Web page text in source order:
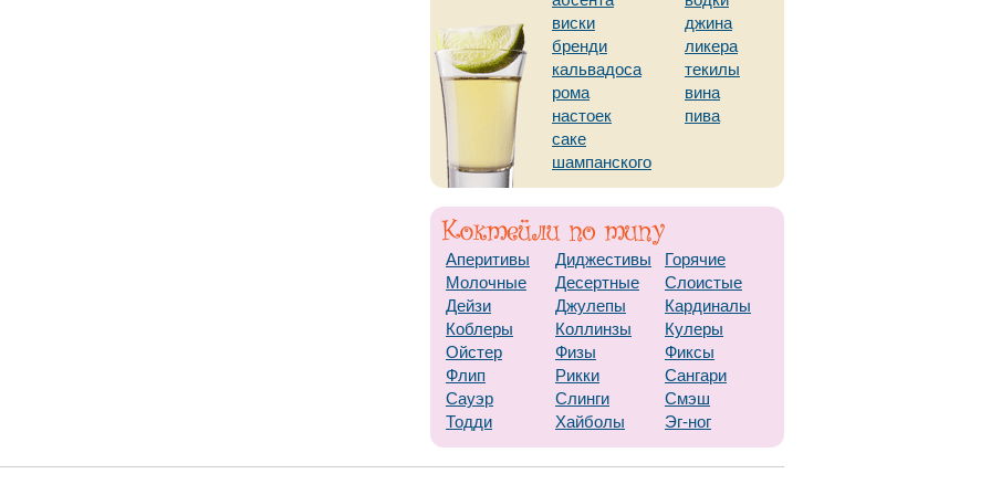
виски
джина
бренди
ликера
кальвадоса
текилы
рома
вина
настоек
пива
саке
шампанского
Аперитивы Диджестивы
Горячие
Молочные
Десертные
Слоистые
Дейзи
Джулепы
Кардиналы
Коблеры
Коллинзы
Кулеры
Ойстер
Физы
Фиксы
Флип
Рикки
Сангари
Сауэр
Слинги
Смэш
Тодди
Хайболы Эг-ног